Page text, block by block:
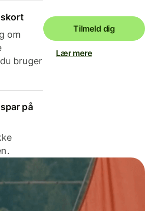
om
bruger
på
Tilmeld dig
Lær mere